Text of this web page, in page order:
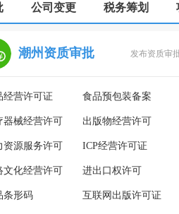
公司变更 税务筹划
潮州资质审批 发布资质审
经营许可证 食品预包装备案
器械经营许可 出版物经营许可
资源服务许可 ICP经营许可证
文化经营许可 进出口权许可
条形码 互联网出版许可证